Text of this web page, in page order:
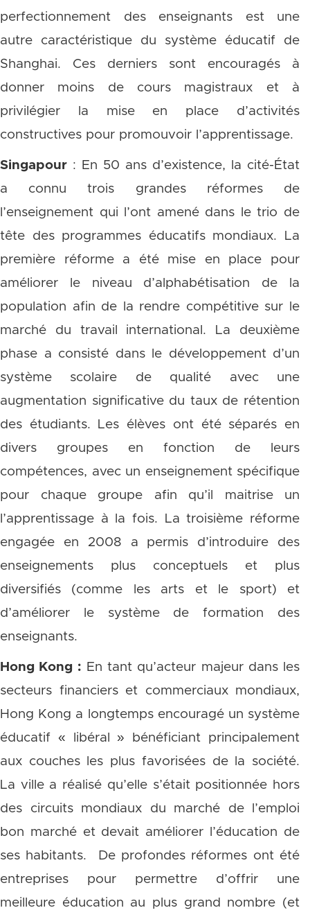
perfectionnement des enseignants est une
autre caractéristique du système éducatif de
Shanghai. Ces derniers sont encouragés à
donner moins de cours magistraux et à
privilégier la mise en place d’activités
constructives pour promouvoir l’apprentissage.
Singapour : En 50 ans d’existence, la cité-État
a connu trois grandes réformes de
l’enseignement qui l’ont amené dans le trio de
tête des programmes éducatifs mondiaux. La
première réforme a été mise en place pour
améliorer le niveau d’alphabétisation de la
population afin de la rendre compétitive sur le
marché du travail international. La deuxième
phase a consisté dans le développement d’un
système scolaire de qualité avec une
augmentation significative du taux de rétention
des étudiants. Les élèves ont été séparés en
divers groupes en fonction de leurs
compétences, avec un enseignement spécifique
pour chaque groupe afin qu’il maitrise un
l’apprentissage à la fois. La troisième réforme
engagée en 2008 a permis d’introduire des
enseignements plus conceptuels et plus
diversifiés (comme les arts et le sport) et
d’améliorer le système de formation des
enseignants.
Hong Kong : En tant qu’acteur majeur dans les
secteurs financiers et commerciaux mondiaux,
Hong Kong a longtemps encouragé un système
éducatif « libéral » bénéficiant principalement
aux couches les plus favorisées de la société.
La ville a réalisé qu’elle s’était positionnée hors
des circuits mondiaux du marché de l’emploi
bon marché et devait améliorer l’éducation de
ses habitants. De profondes réformes ont été
entreprises pour permettre d’offrir une
meilleure éducation au plus grand nombre (et